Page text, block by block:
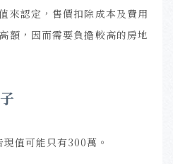
來認定，售價扣除成本及費用
額，因而需要負擔較高的房地
值可能只有300萬。